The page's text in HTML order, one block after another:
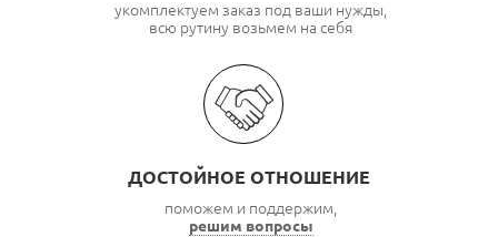
укомплектуем заказ под ваши нужды,
всю рутину возьмем на себя
ДОСТОЙНОЕ ОТНОШЕНИЕ
поможем и поддержим,
решим вопросы